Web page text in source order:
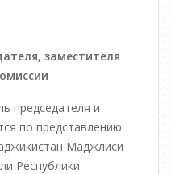
заместителя
председателя и
по представлению
Маджлиси
Республики